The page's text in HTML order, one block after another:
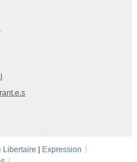
Libertaire | Expression